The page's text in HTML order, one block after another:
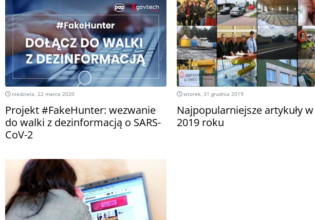
niedziela, 22 marca 2020
Projekt #FakeHunter: wezwanie
do walki z dezinformacją o SARS-
CoV-2
wtorek, 31 grudnia 2019
Najpopularniejsze artykuły w
2019 roku